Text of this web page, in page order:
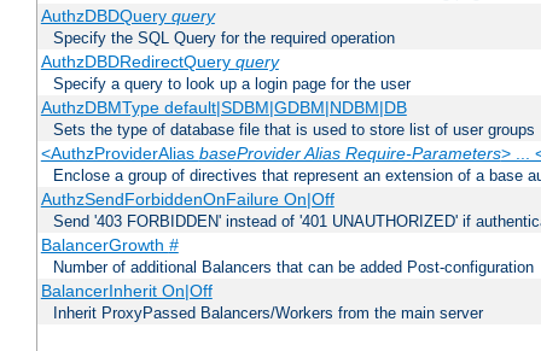
AuthzDBDQuery query
Specify the SQL Query for the required operation
AuthzDBDRedirectQuery query
Specify a query to look up a login page for the user
AuthzDBMType default|SDBM|GDBM|NDBM|DB
Sets the type of database file that is used to store list of user groups
<AuthzProviderAlias baseProvider Alias Require-Parameters> ...
Enclose a group of directives that represent an extension of a base
AuthzSendForbiddenOnFailure On|Off
Send '403 FORBIDDEN' instead of '401 UNAUTHORIZED' if
BalancerGrowth #
Number of additional Balancers that can be added Post-configuration
BalancerInherit On|Off
Inherit ProxyPassed Balancers/Workers from the main server